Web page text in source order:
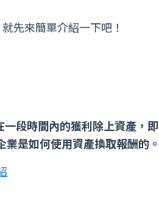
先來簡單介紹一下吧！
一段時間內的獲利除上資產，即
是如何使用資產換取報酬的。